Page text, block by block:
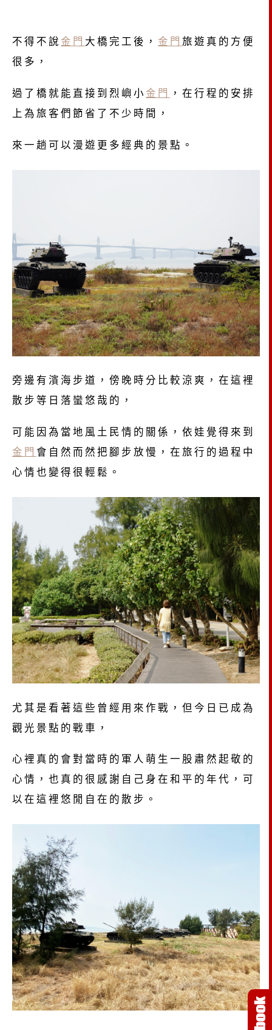
不得不說 金門 大橋完工後， 金門 旅遊真的方便
很多，
過了橋就能直接到烈嶼小 金門
，在行程的安排
上為旅客們節省了不少時間，
來一趟可以漫遊更多經典的景點。
旁邊有濱海步道，傍晚時分比較涼爽，在這裡
散步等日落蠻悠哉的，
可能因為當地風土民情的關係，依娃覺得來到
金門 會自然而然把腳步放慢，在旅行的過程中
心情也變得很輕鬆。
尤其是看著這些曾經用來作戰，但今日已成為
觀光景點的戰車，
心裡真的會對當時的軍人萌生一股肅然起敬的
心情，也真的很感謝自己身在和平的年代，可
以在這裡悠閒自在的散步。